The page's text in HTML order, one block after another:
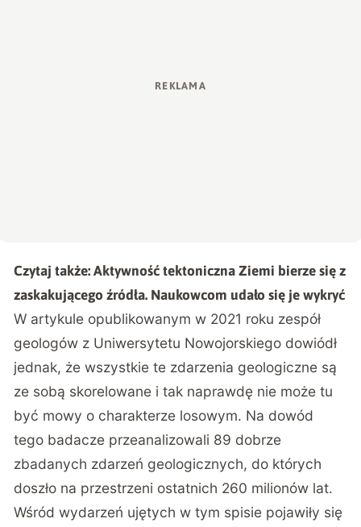
Czytaj także:Aktywność tektoniczna Ziemi bierze się z
zaskakującego źródła. Naukowcom udało się je wykryć
W artykule opublikowanym w 2021 roku zespół
geologów z Uniwersytetu Nowojorskiego dowiódł
jednak, że wszystkie te zdarzenia geologiczne są
ze sobą skorelowane i tak naprawdę nie może tu
być mowy o charakterze losowym. Na dowód
tego badacze przeanalizowali 89 dobrze
zbadanych zdarzeń geologicznych, do których
doszło na przestrzeni ostatnich 260 milionów lat.
Wśród wydarzeń ujętych w tym spisie pojawiły się